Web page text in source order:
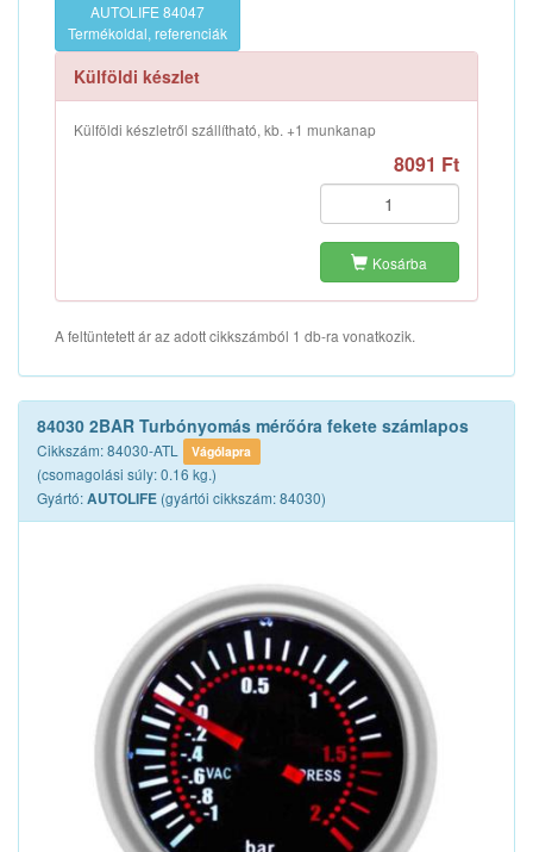
AUTOLIFE 84047
Termékoldal, referenciák
Külföldi készlet
Külföldi készletről szállítható, kb. +1 munkanap
8091 Ft
Kosárba
A feltüntetett ár az adott cikkszámból 1 db-ra vonatkozik.
84030 2BAR Turbónyomás mérőóra fekete számlapos
Cikkszám: 84030-ATL Vágólapra
(csomagolási súly: 0.16 kg.)
Gyártó:AUTOLIFE (gyártói cikkszám: 84030)